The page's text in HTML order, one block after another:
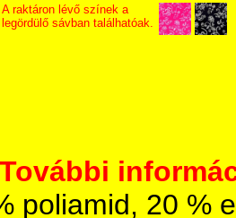
A raktáron lévő színek a
legördülő sávban találhatóak.
További
poliamid, 20 %